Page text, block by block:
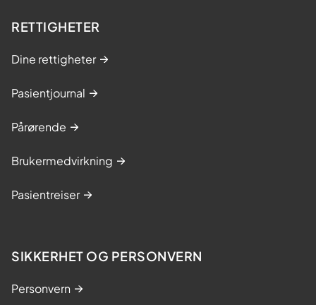
RETTIGHETER
Dine rettigheter
Pasientjournal
Pårørende
Brukermedvirkning
Pasientreiser
SIKKERHET OG PERSONVERN
Personvern